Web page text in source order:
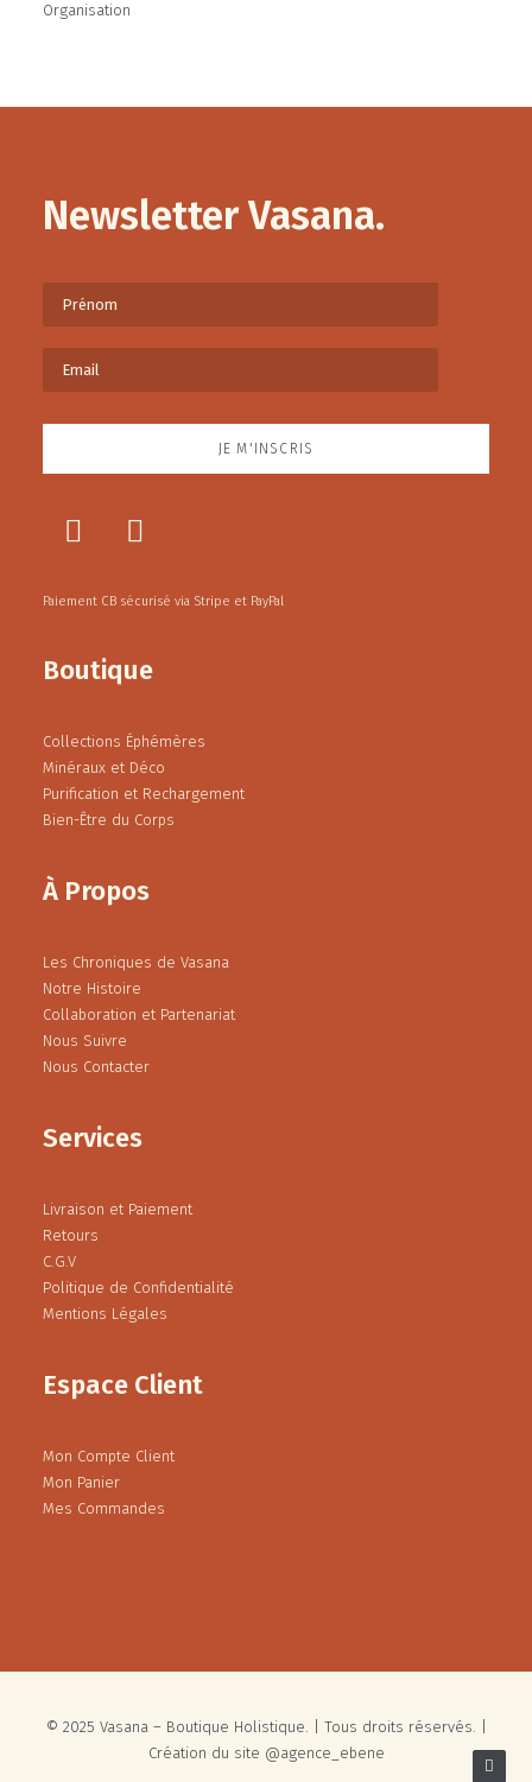
Organisation
Newsletter Vasana.
Paiement CB sécurisé via Stripe et PayPal
Boutique
Collections Éphémères
Minéraux et Déco
Purification et Rechargement
Bien-Être du Corps
À Propos
Les Chroniques de Vasana
Notre Histoire
Collaboration et Partenariat
Nous Suivre
Nous Contacter
Services
Livraison et Paiement
Retours
C.G.V
Politique de Confidentialité
Mentions Légales
Espace Client
Mon Compte Client
Mon Panier
Mes Commandes
© 2025 Vasana – Boutique Holistique. | Tous droits réservés. |
Création du site @agence_ebene